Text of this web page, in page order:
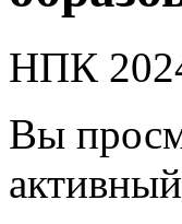
НПК
Вы